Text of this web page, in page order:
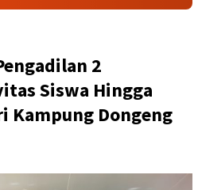
2
Siswa Hingga
Kampung Dongeng